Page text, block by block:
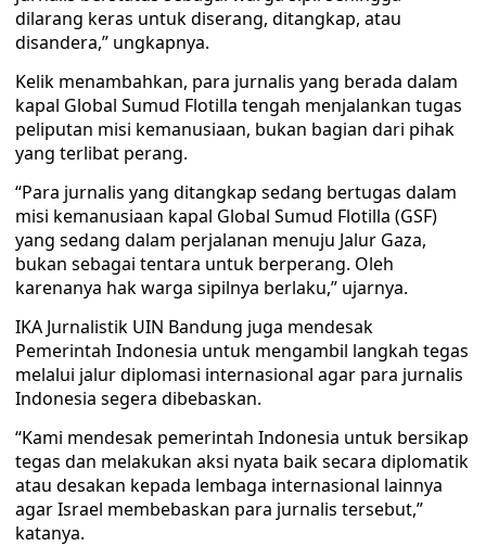
dilarang keras untuk diserang, ditangkap, atau
disandera,” ungkapnya.
Kelik menambahkan, para jurnalis yang berada dalam
kapal Global Sumud Flotilla tengah menjalankan tugas
peliputan misi kemanusiaan, bukan bagian dari pihak
yang terlibat perang.
“Para jurnalis yang ditangkap sedang bertugas dalam
misi kemanusiaan kapal Global Sumud Flotilla (GSF)
yang sedang dalam perjalanan menuju Jalur Gaza,
bukan sebagai tentara untuk berperang. Oleh
karenanya hak warga sipilnya berlaku,” ujarnya.
IKA Jurnalistik UIN Bandung juga mendesak
Pemerintah Indonesia untuk mengambil langkah tegas
melalui jalur diplomasi internasional agar para jurnalis
Indonesia segera dibebaskan.
“Kami mendesak pemerintah Indonesia untuk bersikap
tegas dan melakukan aksi nyata baik secara diplomatik
atau desakan kepada lembaga internasional lainnya
agar Israel membebaskan para jurnalis tersebut,”
katanya.